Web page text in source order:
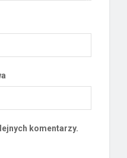
komentarzy.